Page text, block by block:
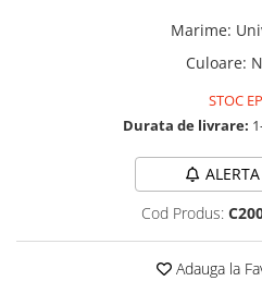
Marime:
Culoare:
STOC
Durata de livrare:
Cod Produs:
Adauga la